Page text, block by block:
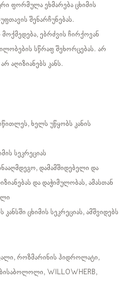
ფორმულა ეხმარება ცხიმის
შენარჩუნებას.
ებრძვის ჩირქოვან
სწრაფ შეხორცებას. არ
აღიზიანებს კანს.
ხელს უწყობს კანის
სეკრეციას
დამამშიდებელი და
და დაჭიმულობას, ამასთან
ცხიმის სეკრეციას, ამშვიდებს
როზმარინის ჰიდროლატი,
WILLOWHERB,